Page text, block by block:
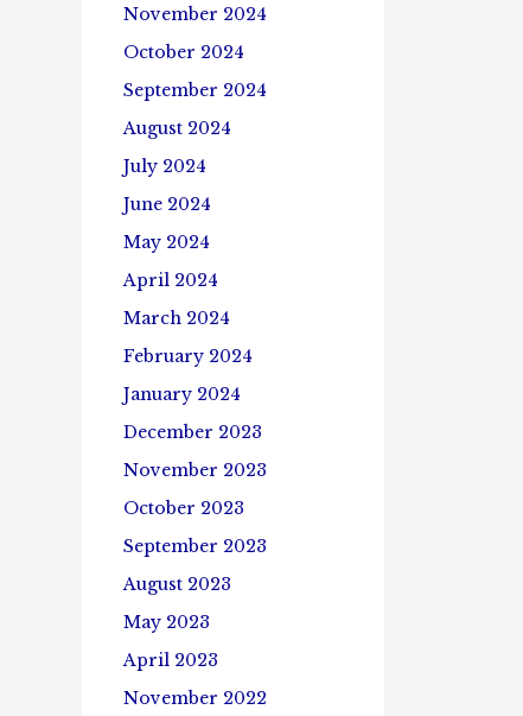
November 2024
October 2024
September 2024
August 2024
July 2024
June 2024
May 2024
April 2024
March 2024
February 2024
January 2024
December 2023
November 2023
October 2023
September 2023
August 2023
May 2023
April 2023
November 2022